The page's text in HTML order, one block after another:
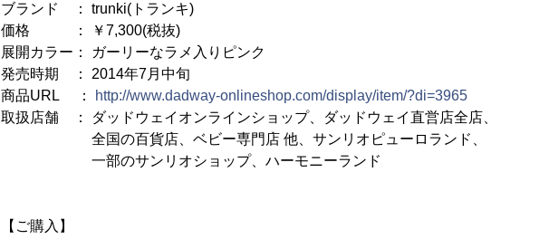
ブランド ： trunki(トランキ)
価格 ： ￥7,300(税抜)
展開カラー： ガーリーなラメ入りピンク
発売時期 ： 2014年7月中旬
商品URL ：
http://www.dadway-onlineshop.com/display/item/?di=3965
取扱店舗 ： ダッドウェイオンラインショップ、ダッドウェイ直営店全店、
全国の百貨店、ベビー専門店 他、サンリオピューロランド、
一部のサンリオショップ、ハーモニーランド
【ご購入】